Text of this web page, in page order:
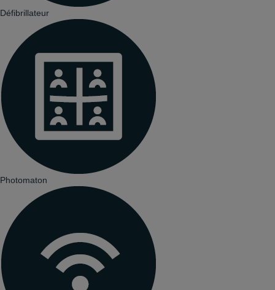
Défibrillateur
Photomaton